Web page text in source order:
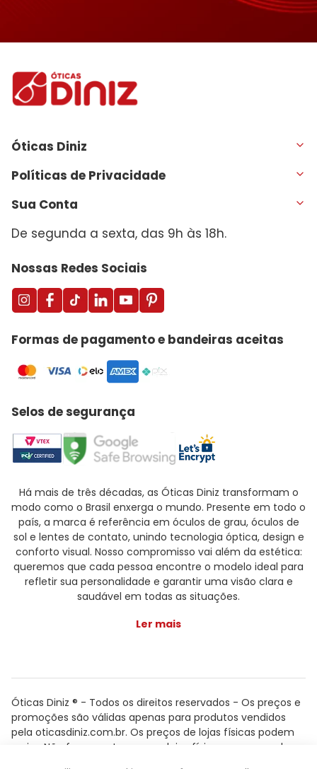
Óticas Diniz
Políticas de Privacidade
Sua Conta
De segunda a sexta, das 9h às 18h.
Nossas Redes Sociais
Formas de pagamento e bandeiras aceitas
Selos de segurança
Há mais de três décadas, as Óticas Diniz transformam o
modo como o Brasil enxerga o mundo. Presente em todo o
país, a marca é referência em óculos de grau, óculos de
sol e lentes de contato, unindo tecnologia óptica, design e
conforto visual. Nosso compromisso vai além da estética:
queremos que cada pessoa encontre o modelo ideal para
refletir sua personalidade e garantir uma visão clara e
saudável em todas as situações.
Ler mais
Óticas Diniz ® - Todos os direitos reservados - Os preços e
promoções são válidas apenas para produtos vendidos
pela oticasdiniz.com.br. Os preços de lojas físicas podem
variar. Não fazemos trocas em lojas físicas, apenas pelo